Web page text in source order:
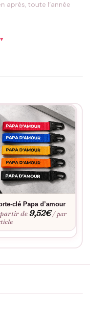
après, toute l’année
son style.
▾
clé Papa d’amour
de9,52€ / par